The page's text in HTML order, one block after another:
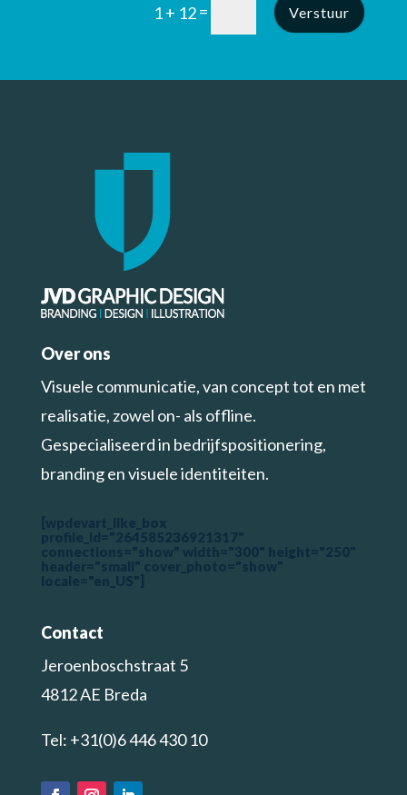
1 + 12= Verstuur
Over ons
Visuele communicatie, van concept tot en met
realisatie, zowel on- als offline.
Gespecialiseerd in bedrijfspositionering,
branding en visuele identiteiten.
[wpdevart_like_box
profile_id="264585236921317"
connections="show" width="300" height="250"
header="small" cover_photo="show"
locale="en_US"]
Contact
Jeroenboschstraat 5
4812 AE Breda
Tel: +31(0)6 446 430 10